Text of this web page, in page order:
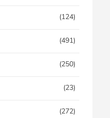
(124)
(491)
(250)
(23)
(272)